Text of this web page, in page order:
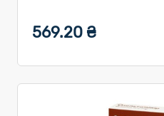
569.20 ₴